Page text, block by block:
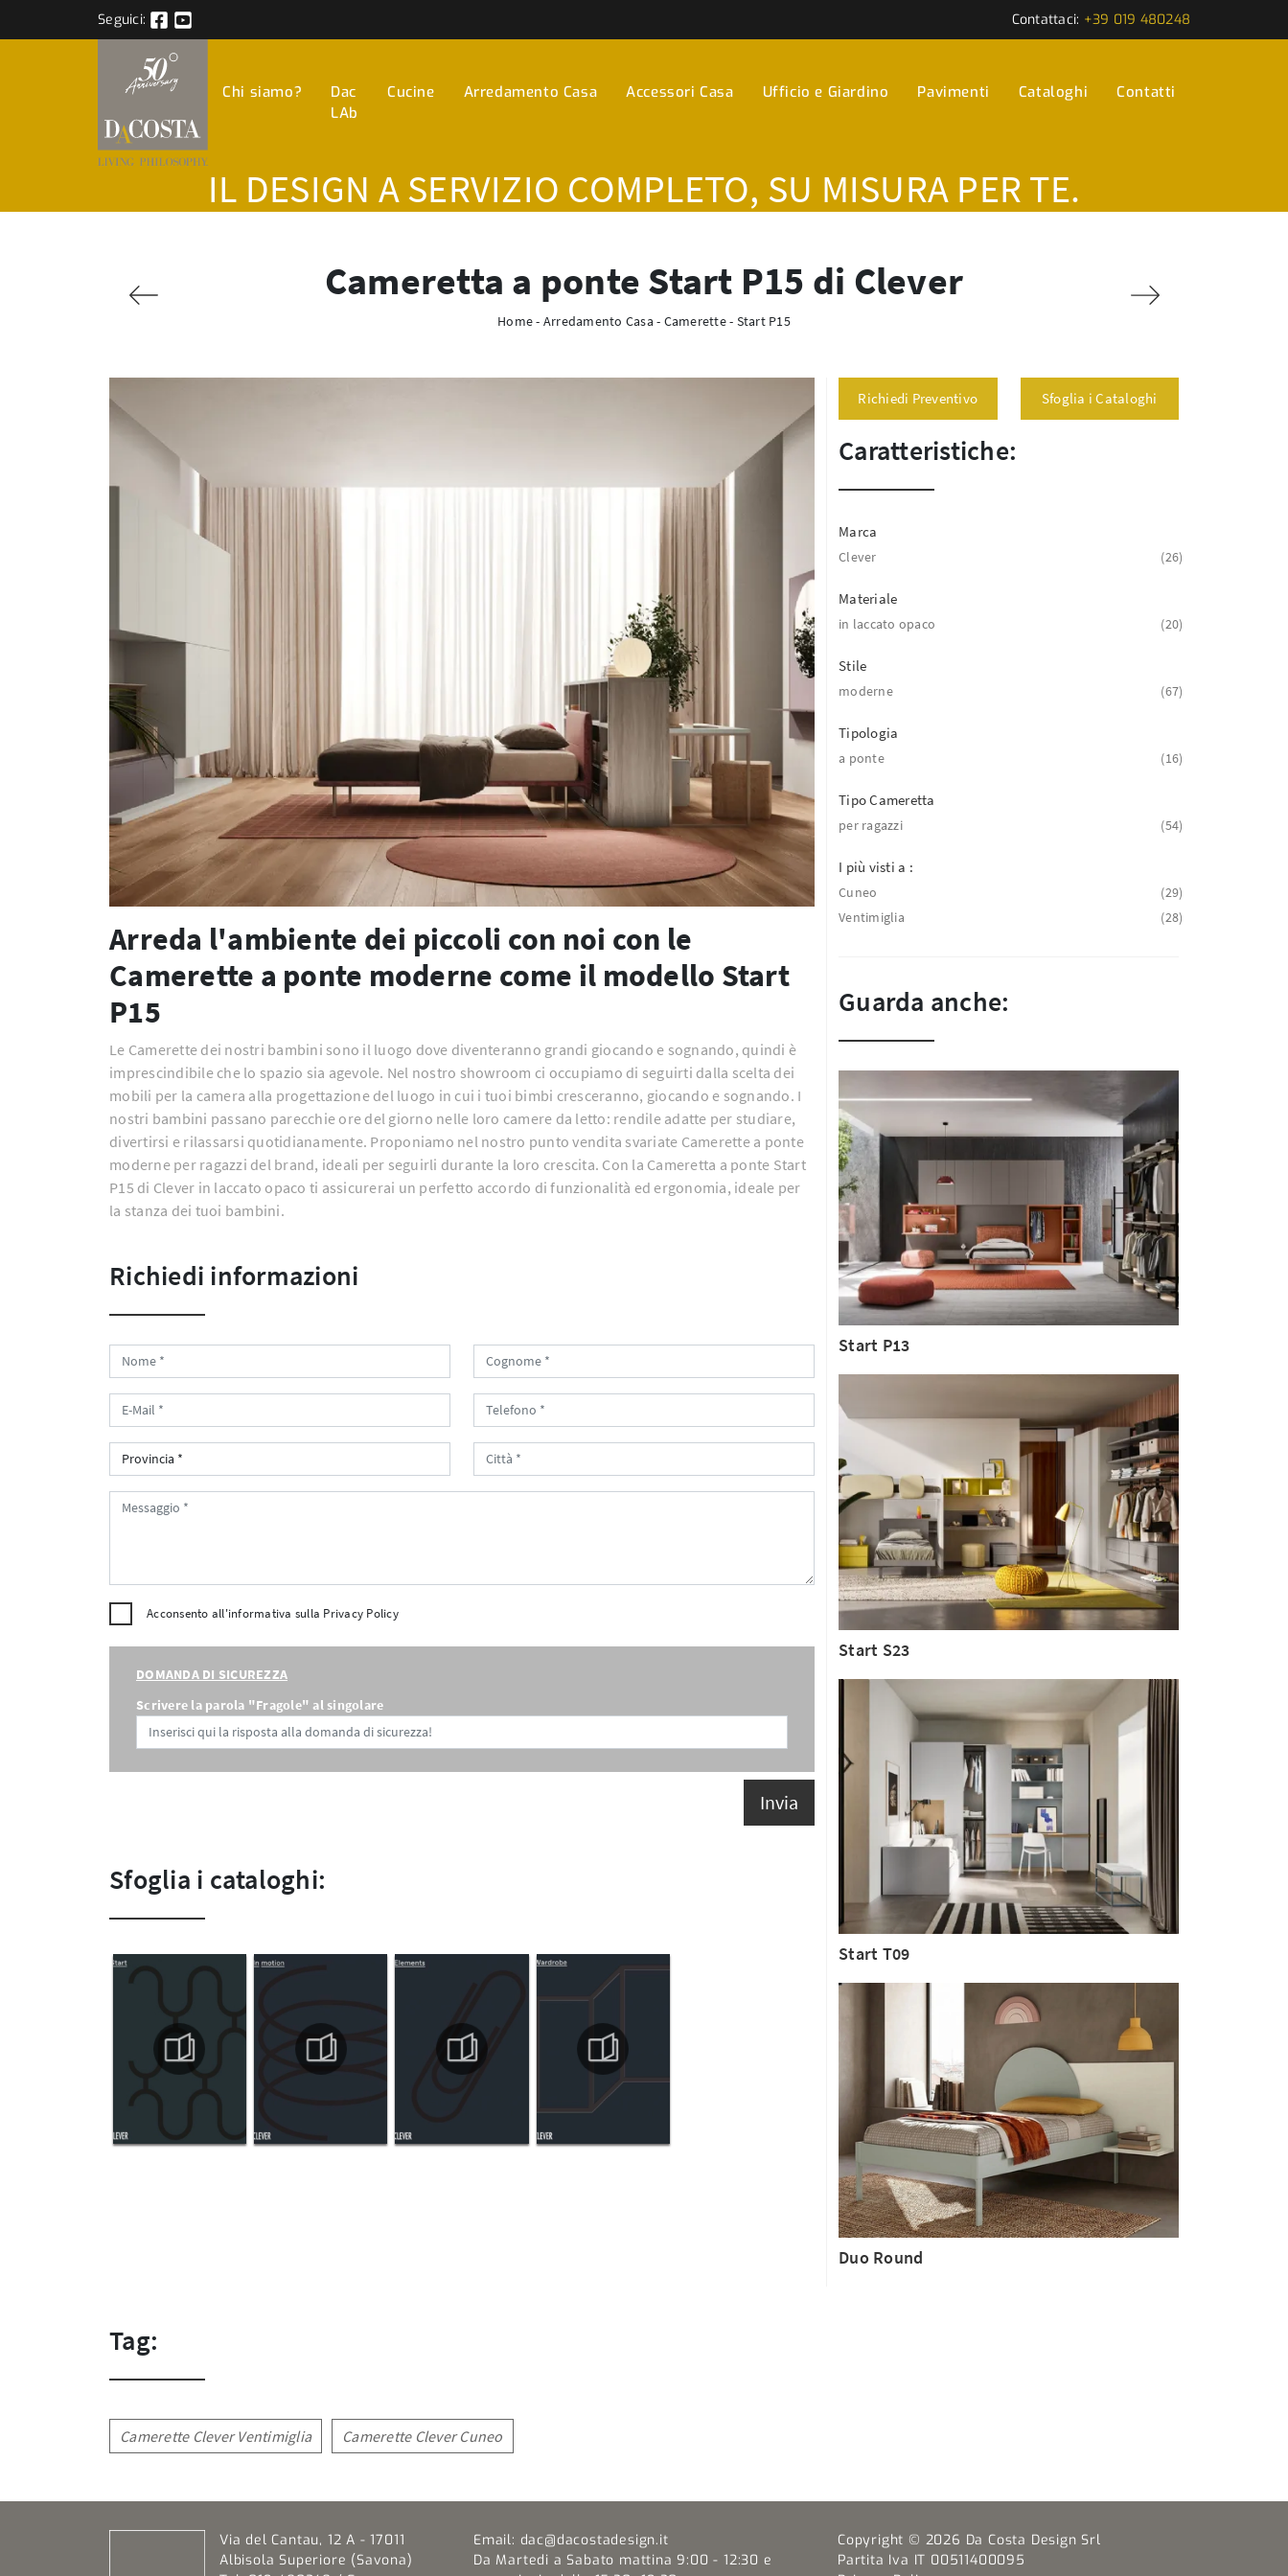
Seguici: Contattaci: +39 019 480248
Chi siamo?
Dac
LAb
Cucine Arredamento Casa Accessori Casa Ufficio e Giardino Pavimenti Cataloghi Contatti
IL DESIGN A SERVIZIO COMPLETO, SU MISURA PER TE.
Cameretta a ponte Start P15 di Clever
Home- Arredamento Casa - Camerette- Start P15
Arreda l'ambiente dei piccoli con noi con le
Camerette a ponte moderne come il modello Start
P15
Le Camerette dei nostri bambini sono il luogo dove diventeranno grandi giocando e sognando, quindi è
imprescindibile che lo spazio sia agevole. Nel nostro showroom ci occupiamo di seguirti dalla scelta dei
mobili per la camera alla progettazione del luogo in cui i tuoi bimbi cresceranno, giocando e sognando. I
nostri bambini passano parecchie ore del giorno nelle loro camere da letto: rendile adatte per studiare,
divertirsi e rilassarsi quotidianamente. Proponiamo nel nostro punto vendita svariate Camerette a ponte
moderne per ragazzi del brand, ideali per seguirli durante la loro crescita. Con la Cameretta a ponte Start
P15 di Clever in laccato opaco ti assicurerai un perfetto accordo di funzionalità ed ergonomia, ideale per
la stanza dei tuoi bambini.
Richiedi informazioni
Acconsento all'informativa sulla Privacy Policy
DOMANDA DI SICUREZZA
Scrivere la parola "Fragole" al singolare
Invia
Sfoglia i cataloghi:
Richiedi Preventivo Sfoglia i Cataloghi
Caratteristiche:
Marca
Clever 26
Materiale
in laccato opaco 20
Stile
moderne 67
Tipologia
a ponte 16
Tipo Cameretta
per ragazzi 54
I più visti a :
Cuneo
29
Ventimiglia
28
Guarda anche:
Start P13
Start S23
Start T09
Duo Round
Tag:
Camerette Clever Ventimiglia Camerette Clever Cuneo
Via del Cantau, 12 A - 17011
Albisola Superiore (Savona)
Email: dac@dacostadesign.it
Da Martedi a Sabato mattina 9:00 - 12:30 e
Copyright © 2026 Da Costa Design Srl
Partita Iva IT 00511400095